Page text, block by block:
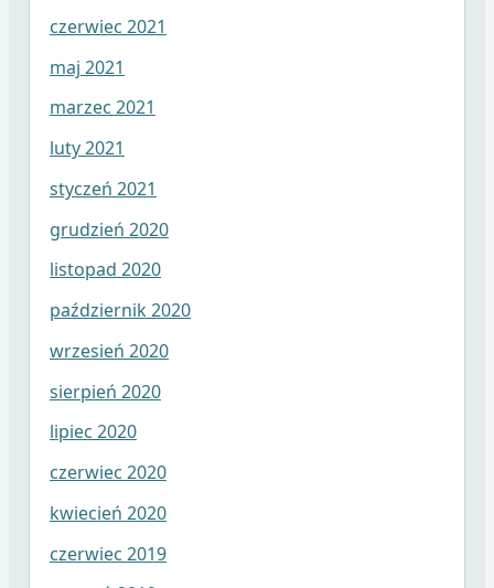
czerwiec 2021
maj 2021
marzec 2021
luty 2021
styczeń 2021
grudzień 2020
listopad 2020
październik 2020
wrzesień 2020
sierpień 2020
lipiec 2020
czerwiec 2020
kwiecień 2020
czerwiec 2019